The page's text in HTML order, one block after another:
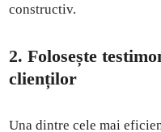
constructiv.
2. Folosește
clienților
Una dintre cele mai